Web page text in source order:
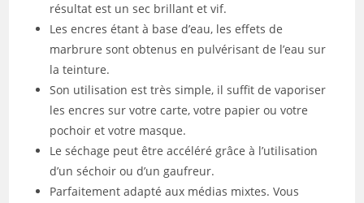
résultat est un sec brillant et vif.
Les encres étant à base d’eau, les effets de
marbrure sont obtenus en pulvérisant de l’eau sur
la teinture.
Son utilisation est très simple, il suffit de vaporiser
les encres sur votre carte, votre papier ou votre
pochoir et votre masque.
Le séchage peut être accéléré grâce à l’utilisation
d’un séchoir ou d’un gaufreur.
Parfaitement adapté aux médias mixtes. Vous